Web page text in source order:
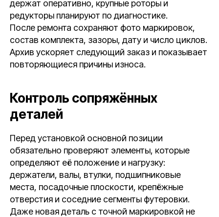
держат оперативно, крупные роторы и
редукторы планируют по диагностике.
После ремонта сохраняют фото маркировок,
состав комплекта, зазоры, дату и число циклов.
Архив ускоряет следующий заказ и показывает
повторяющиеся причины износа.
Контроль сопряжённых
деталей
Перед установкой основной позиции
обязательно проверяют элементы, которые
определяют её положение и нагрузку:
держатели, валы, втулки, подшипниковые
места, посадочные плоскости, крепёжные
отверстия и соседние сегменты футеровки.
Даже новая деталь с точной маркировкой не